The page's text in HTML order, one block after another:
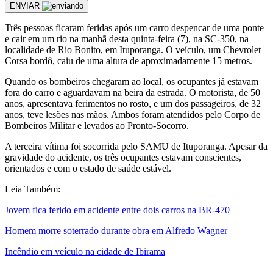
ENVIAR
Três pessoas ficaram feridas após um carro despencar de uma ponte
e cair em um rio na manhã desta quinta-feira (7), na SC-350, na
localidade de Rio Bonito, em Ituporanga. O veículo, um Chevrolet
Corsa bordô, caiu de uma altura de aproximadamente 15 metros.
Quando os bombeiros chegaram ao local, os ocupantes já estavam
fora do carro e aguardavam na beira da estrada. O motorista, de 50
anos, apresentava ferimentos no rosto, e um dos passageiros, de 32
anos, teve lesões nas mãos. Ambos foram atendidos pelo Corpo de
Bombeiros Militar e levados ao Pronto-Socorro.
A terceira vítima foi socorrida pelo SAMU de Ituporanga. Apesar da
gravidade do acidente, os três ocupantes estavam conscientes,
orientados e com o estado de saúde estável.
Leia Também:
Jovem fica ferido em acidente entre dois carros na BR-470
Homem morre soterrado durante obra em Alfredo Wagner
Incêndio em veículo na cidade de Ibirama